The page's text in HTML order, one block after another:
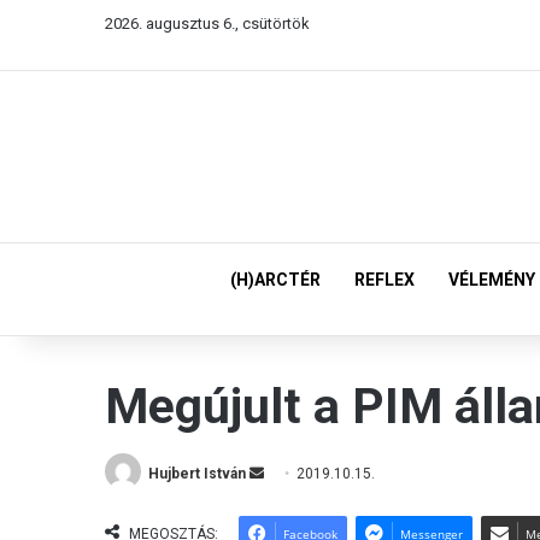
2026. augusztus 6., csütörtök
(H)ARCTÉR REFLEX VÉLEMÉNY
Megújult a PIM
Hujbert István
n
2019.10.15.
MEGOSZTÁS: Facebook Messenger